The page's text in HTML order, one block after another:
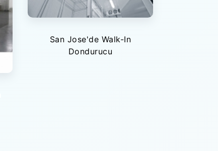
San Jose'de Walk-In
Dondurucu